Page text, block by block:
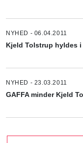
NYHED - 06.04.2011
Kjeld Tolstrup hyldes i
NYHED - 23.03.2011
GAFFA minder Kjeld